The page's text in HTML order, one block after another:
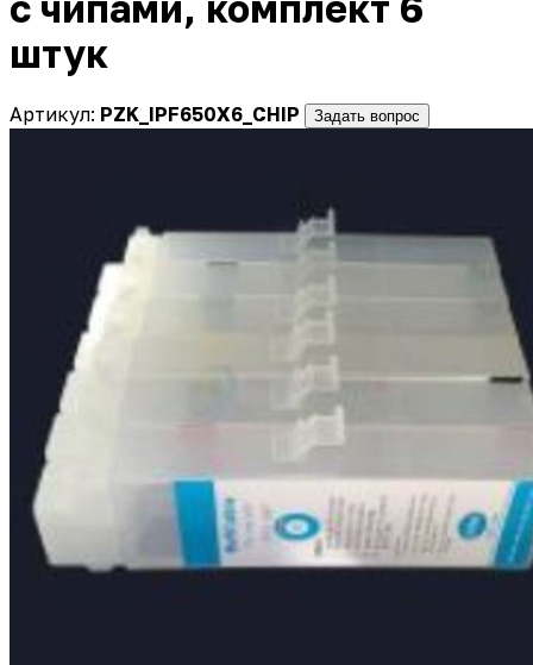
штук
Артикул: PZK_IPF650X6_CHIP Задать вопрос